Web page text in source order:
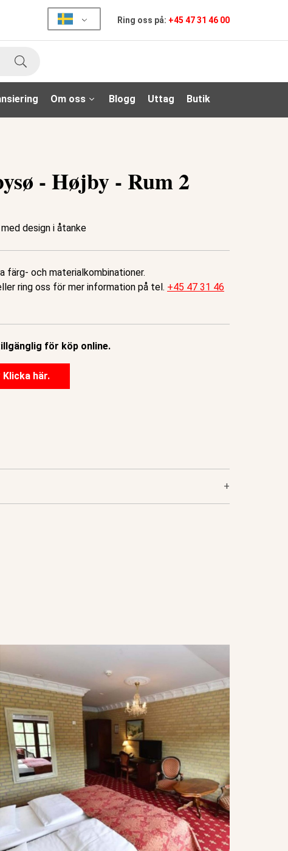
Ring oss på: +45 47 31 46 00
Sök
Om oss Blogg Uttag Butik
- Højby - Rum 2
design i åtanke
färg- och materialkombinationer.
ring oss för mer information på tel. +45 47 31 46
för köp online.
Klicka här.
+